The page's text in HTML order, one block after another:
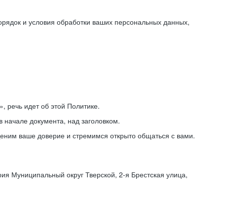
и условия обработки ваших персональных данных,
речь идет об этой Политике.
документа, над заголовком.
ваше доверие и стремимся открыто общаться с вами.
Муниципальный округ Тверской, 2-я Брестская улица,